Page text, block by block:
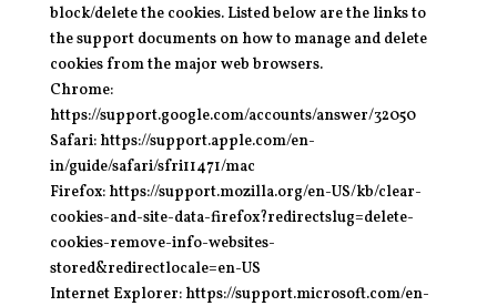
block/delete the cookies. Listed below are the links to
the support documents on how to manage and delete
cookies from the major web browsers.
Chrome:
https://support.google.com/accounts/answer/32050
Safari: https://support.apple.com/en-
in/guide/safari/sfri11471/mac
Firefox: https://support.mozilla.org/en-US/kb/clear-
cookies-and-site-data-firefox?redirectslug=delete-
cookies-remove-info-websites-
stored&redirectlocale=en-US
Internet Explorer: https://support.microsoft.com/en-